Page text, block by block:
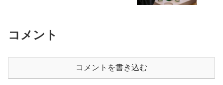
コメント
コメントを書き込む